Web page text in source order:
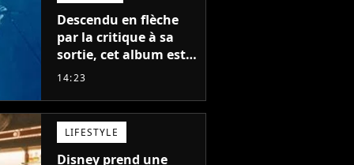
Descendu en flèche
par la critique à sa
sortie, cet album est
en train de devenir le
auteur
14:23
LIFESTYLE
Disney prend une